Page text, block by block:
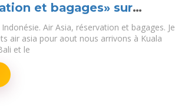
et bagages» sur
Air Asia, réservation et bagages. Je
air asia pour aout nous arrivons à Kuala
et le